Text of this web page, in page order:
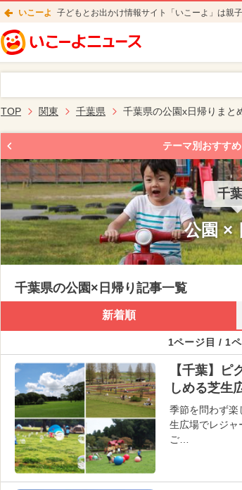
いこーよ 子どもとお出かけ情報サイト「いこーよ」は親
TOP 関東 千葉県 千葉県の公園x日帰りまと
テーマ別おすす
千
公園 ×
千葉県の公園×日帰り記事一覧
新着順
1ページ目 / 1
【千葉】ピ
しめる芝生
季節を問わず楽
生広場でレジャ
ご…